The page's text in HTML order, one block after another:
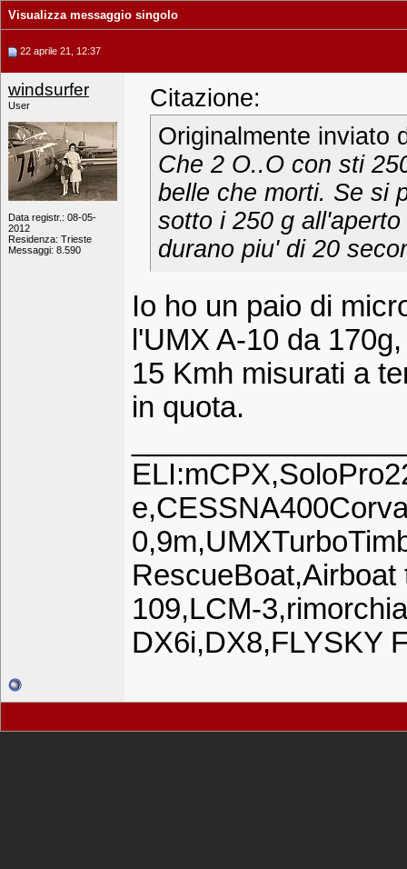
Visualizza messaggio singolo
22 aprile 21, 12:37
windsurfer
User
Data registr.: 08-05-
2012
Residenza: Trieste
Messaggi: 8.590
Citazione:
Originalmente inviato
Che 2 O..O con sti
belle che morti. Se si
sotto i 250 g
durano piu' di 20
Io ho un paio di
l'UMX A-10 da
15 Kmh misurati a
in quota.
109,LCM-
DX6i,DX8,FLYSKY